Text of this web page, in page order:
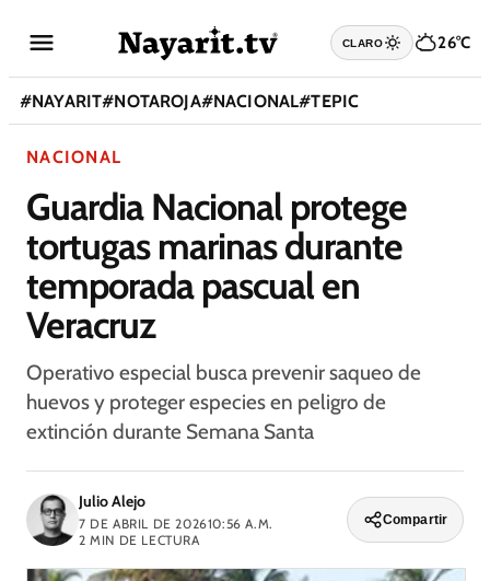
CLARO 26°C
#NAYARIT#NOTAROJA#NACIONAL#TEPIC
NACIONAL
Guardia Nacional protege
tortugas marinas durante
temporada pascual en
Veracruz
Operativo especial busca prevenir saqueo de
huevos y proteger especies en peligro de
extinción durante Semana Santa
Julio Alejo
7 DE ABRIL DE 202610:56 A.M.
2 MIN DE LECTURA
Compartir